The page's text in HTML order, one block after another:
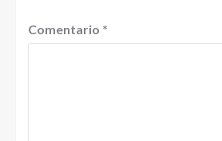
Comentario *